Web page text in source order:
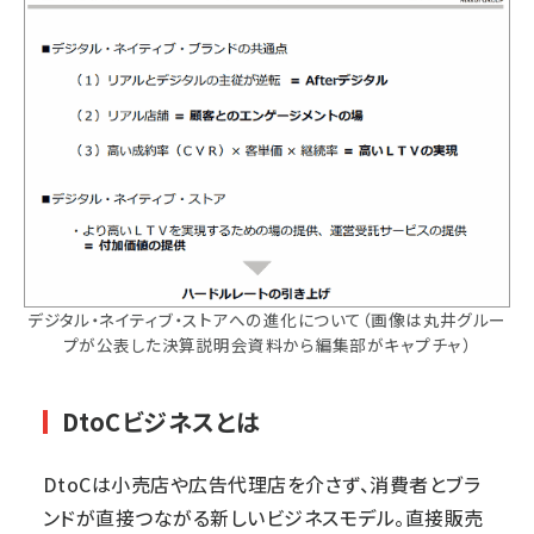
デジタル・ネイティブ・ストアへの進化について（画像は丸井グルー
プが公表した決算説明会資料から編集部がキャプチャ）
DtoCビジネスとは
DtoCは小売店や広告代理店を介さず、消費者とブラ
ンドが直接つながる新しいビジネスモデル。直接販売